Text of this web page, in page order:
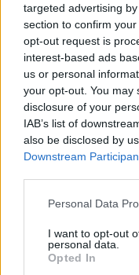
targeted advertising
section to confirm
opt-out request is
interest-based ads
us or personal
your opt-out. You may
disclosure of your
IAB’s list of
also be disclosed by
Downstream
Please note that this
not limited to your
grant or deny consent
use your data for
Personal Data
I want to opt-out
personal data.
Opted In
Emma trasforma il
glamour
BELLEZZA